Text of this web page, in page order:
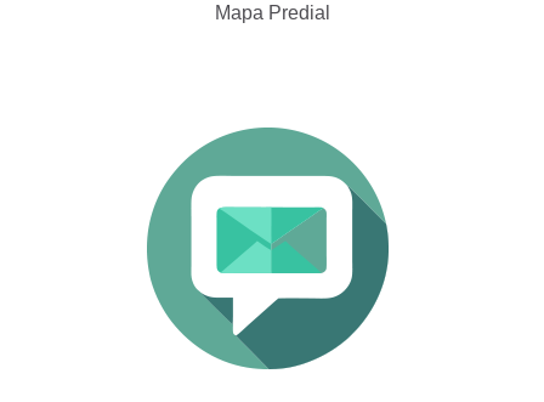
Mapa Predial